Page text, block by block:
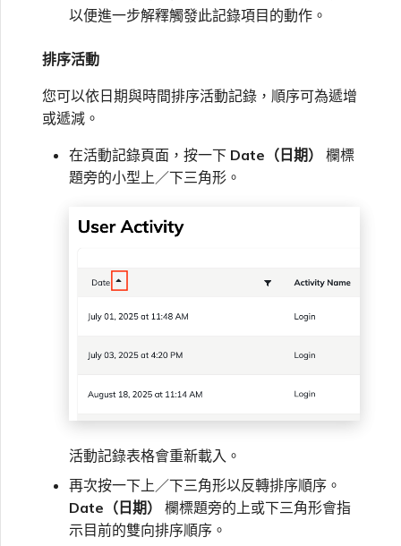
以便進一步解釋觸發此記錄項目的動作。
排序活動
您可以依日期與時間排序活動記錄，順序可為遞增
或遞減。
在活動記錄頁面，按一下 Date（日期）
欄標
題旁的小型上／下三角形。
活動記錄表格會重新載入。
再次按一下上／下三角形以反轉排序順序。
Date（日期）
欄標題旁的上或下三角形會指
示目前的雙向排序順序。